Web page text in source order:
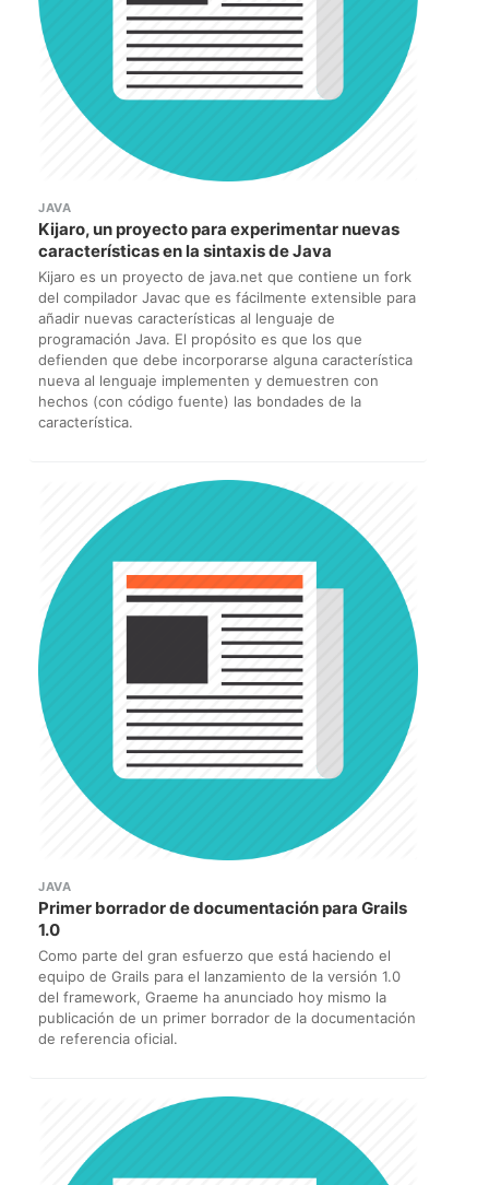
JAVA
Kijaro, un proyecto para experimentar nuevas
características en la sintaxis de Java
Kijaro es un proyecto de java.net que contiene un fork
del compilador Javac que es fácilmente extensible para
añadir nuevas características al lenguaje de
programación Java. El propósito es que los que
defienden que debe incorporarse alguna característica
nueva al lenguaje implementen y demuestren con
hechos (con código fuente) las bondades de la
característica.
JAVA
Primer borrador de documentación para Grails
1.0
Como parte del gran esfuerzo que está haciendo el
equipo de Grails para el lanzamiento de la versión 1.0
del framework, Graeme ha anunciado hoy mismo la
publicación de un primer borrador de la documentación
de referencia oficial.